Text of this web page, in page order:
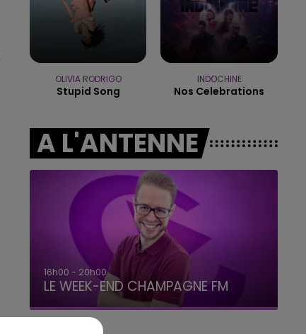
LE WEEK-END CHAMPAGNE FM
OLIVIA RODRIGO
Stupid Song
INDOCHINE
Nos Celebrations
A L'ANTENNE
7h00 - 12h00
LE WEEK-END CHAMPAGNE FM